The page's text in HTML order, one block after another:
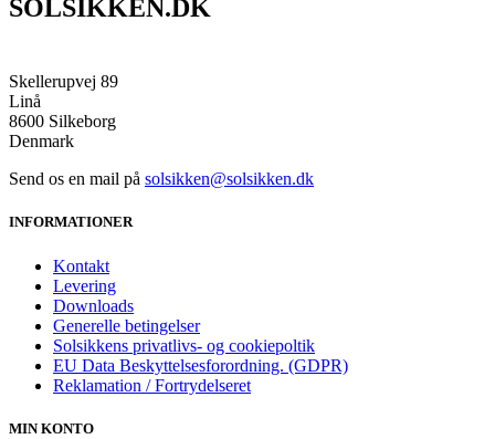
SOLSIKKEN.DK
Skellerupvej 89
Linå
8600 Silkeborg
Denmark
Send os en mail på solsikken@solsikken.dk
INFORMATIONER
Kontakt
Levering
Downloads
Generelle betingelser
Solsikkens privatlivs- og cookiepoltik
EU Data Beskyttelsesforordning. (GDPR)
Reklamation / Fortrydelseret
MIN KONTO